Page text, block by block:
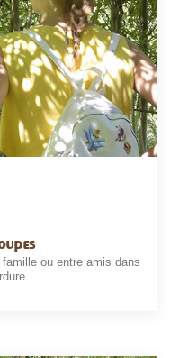
ou entre amis dans